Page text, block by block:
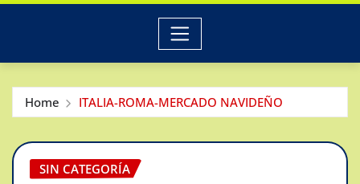
Home ITALIA-ROMA-MERCADO NAVIDEÑO
SIN CATEGORÍA